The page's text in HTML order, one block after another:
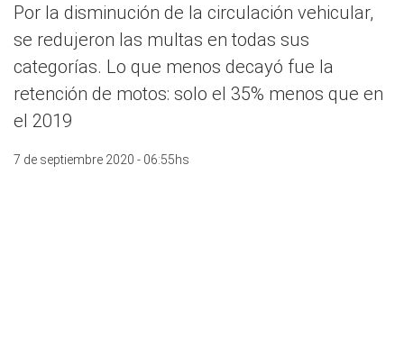
Por la disminución de la circulación vehicular,
se redujeron las multas en todas sus
categorías. Lo que menos decayó fue la
retención de motos: solo el 35% menos que en
el 2019
7 de septiembre 2020 - 06:55hs